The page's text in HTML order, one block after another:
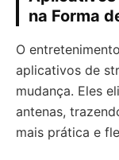
na Forma
O
aplicativos de
mudança. Eles
antenas,
mais prática e